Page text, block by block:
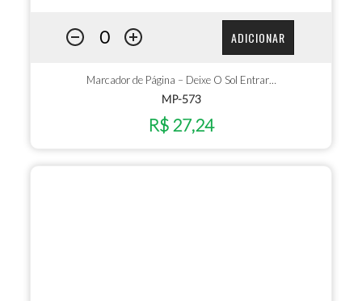
ADICIONAR
Marcador de Página – Deixe O Sol Entrar…
MP-573
R$ 27,24